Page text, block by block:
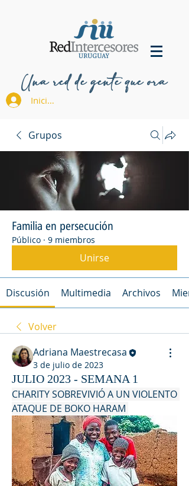
Una red de gente que ora
Iniciar sesión
Grupos
Familia en persecución
Público · 9 miembros
Unirse
Discusión Multimedia Archivos
Volver
Adriana Maestrecasa
3 de julio de 2023
JULIO 2023 - SEMANA 1
CHARITY SOBREVIVIÓ A UN VIOLENTO
ATAQUE DE BOKO HARAM